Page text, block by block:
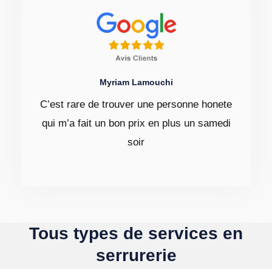
Myriam Lamouchi
C’est rare de trouver une personne honete
qui m’a fait un bon prix en plus un samedi
soir
Tous types de services en
serrurerie